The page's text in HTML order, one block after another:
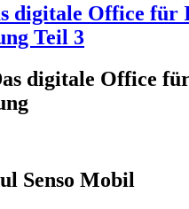
digitale Office für
Teil 3
digitale Office
Senso Mobil